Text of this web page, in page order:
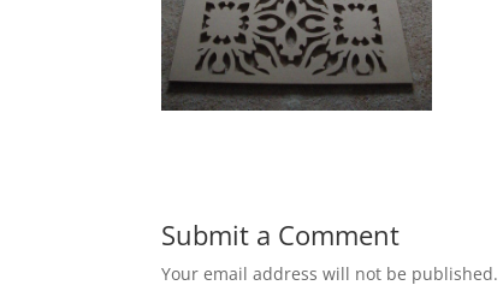
Submit a Comment
Your email address will not be published.